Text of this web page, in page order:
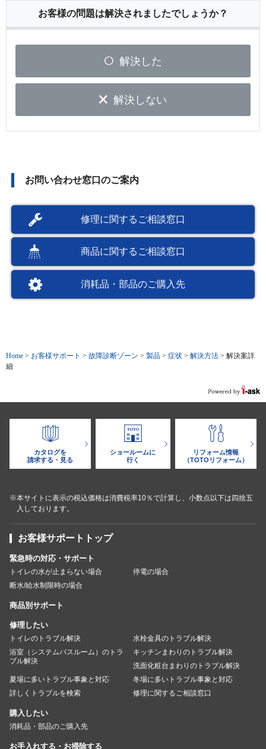
お客様の問題は解決されましたでしょうか？
解決した
解決しない
お問い合わせ窓口のご案内
修理に関するご相談窓口
商品に関するご相談窓口
消耗品・部品のご購入先
Home > お客様サポート > 故障診断ゾーン > 製品 > 症状 > 解決方法 > 解決案詳
細
カタログを
請求する・見る
ショールームに
行く
リフォーム情報
（TOTOリフォーム）
※本サイトに表示の税込価格は消費税率10％で計算し、小数点以下は四捨五
入しております。
お客様サポートトップ
緊急時の対応・サポート
トイレの水が止まらない場合
停電の場合
断水/給水制限時の場合
商品別サポート
修理したい
トイレのトラブル解決
水栓金具のトラブル解決
浴室（システムバスルーム）のトラ
ブル解決
キッチンまわりのトラブル解決
洗面化粧台まわりのトラブル解決
夏場に多いトラブル事象と対応
冬場に多いトラブル事象と対応
詳しくトラブルを検索
修理に関するご相談窓口
購入したい
消耗品・部品のご購入先
お手入れする・お掃除する